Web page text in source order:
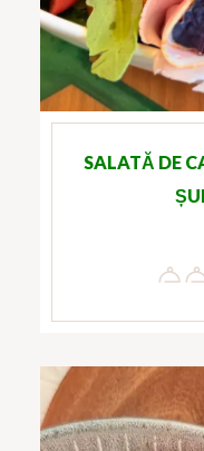
SALATĂ DE